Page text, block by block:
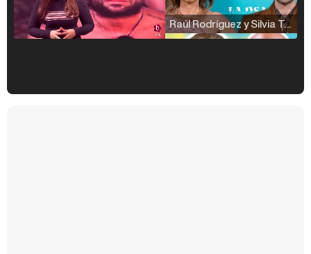
Raúl Rodríguez y Silvia Taulés nos cuentan su papel en 'La familia de la tele'